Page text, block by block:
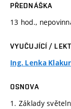
PŘEDNÁŠKA
13 hod.,
VYUČUJÍCÍ /
Ing. Lenka
OSNOVA
1. Základy